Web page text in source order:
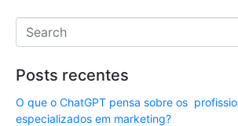
Posts recentes
O que o ChatGPT pensa sobre os
especializados em marketing?